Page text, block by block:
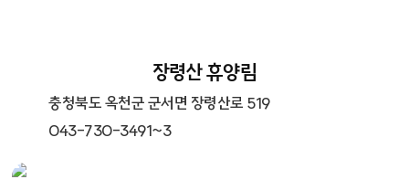
장령산 휴양림
충청북도 옥천군 군서면 장령산로 519
043-730-3491~3